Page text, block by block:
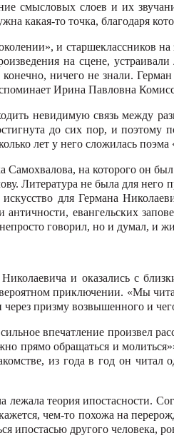
смысловых слоев и их
какая-то точка, благодаря
и старшеклассни­ков
на сцене,
ничего не знали. Герман
Ирина Павловна
невидимую связь между
до сих пор, и
лет у него сложилась
Самохвалова, на которого он
Литература не была для
для Германа
еван­гельских
говорил, но и думал,
и оказались с
приклю­чении. «Мы
призму возвышенного и
впечатление произвел
прямо обращаться и
из года в год он
лежала теория ипостас­ности.
чем-то похожа на
ипостасью другого человека,